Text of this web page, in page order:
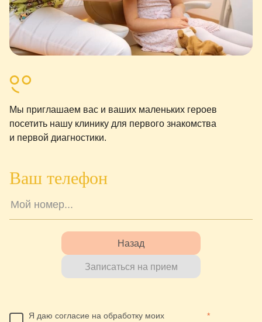
Мы приглашаем вас и ваших маленьких героев
посетить нашу клинику для первого знакомства
и первой диагностики.
Ваш телефон
Назад
Записаться на прием
Я даю согласие на обработку моих
*